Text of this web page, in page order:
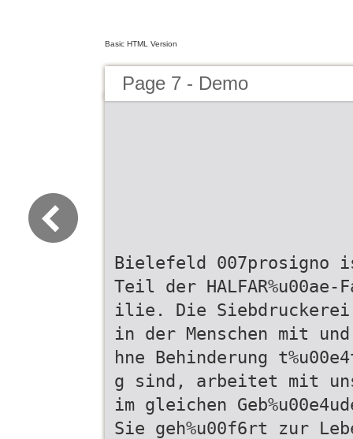
Basic HTML Version
Page 7 - Demo
Bielefeld 007prosigno
Teil der HALFAR%u00ae-
ilie. Die
in der Menschen mit
hne Behinderung
g sind, arbeitet mit
im gleichen
Sie geh%u00f6rt zur